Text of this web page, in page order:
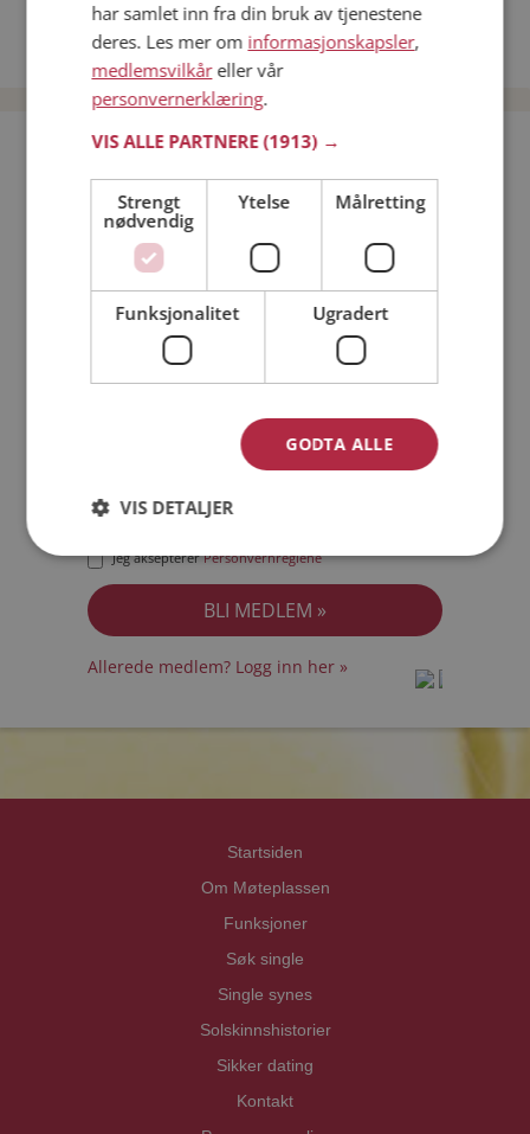
Date kvinner i Norge
Date menn i Norge
Bli medlem gratis!
Jeg er en:
Jeg akseptererPersonvernreglene
Allerede medlem? Logg inn her »
Startsiden
Om Møteplassen
Funksjoner
Søk single
Single synes
Solskinnshistorier
Sikker dating
Kontakt
har samlet inn fra din bruk av tjenestene
deres. Les mer om informasjonskapsler,
medlemsvilkåreller vår
personvernerklæring.
VIS ALLE PARTNERE(1913) →
Strengt
nødvendig
Ytelse Målretting
Funksjonalitet Ugradert
GODTA ALLE
VIS DETALJER